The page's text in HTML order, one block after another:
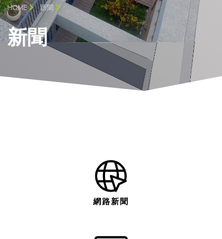
HOME 新聞
新聞
網路新聞